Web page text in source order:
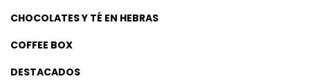
CHOCOLATES Y TÉ EN HEBRAS
COFFEE BOX
DESTACADOS